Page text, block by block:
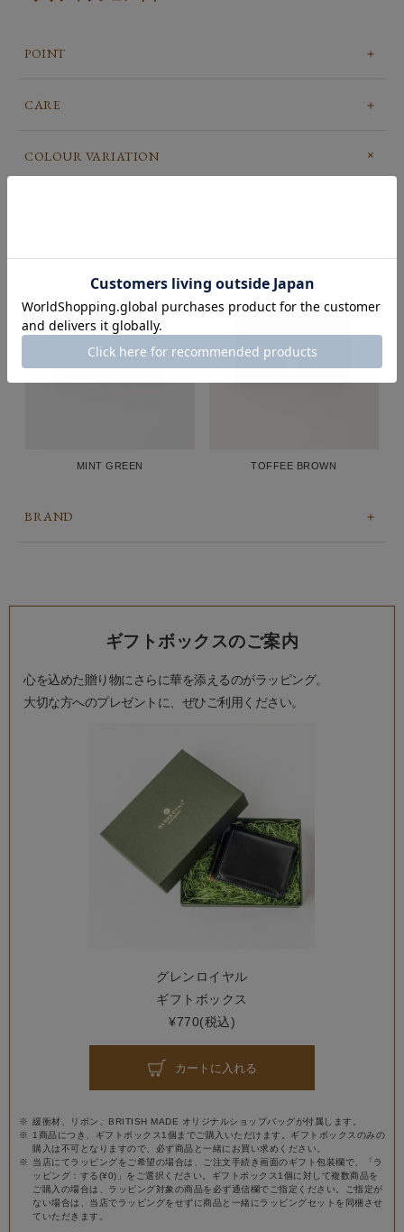
POINT
CARE
COLOUR VARIATION
MINT GREEN TOFFEE BROWN
BRAND
ギフトボックスのご案内
心を込めた贈り物にさらに華を添えるのがラッピング。
大切な方へのプレゼントに、ぜひご利用ください。
グレンロイヤル
ギフトボックス
¥770(税込)
カートに入れる
緩衝材、リボン、BRITISH MADE オリジナルショップバッグが付属します。
1商品につき、ギフトボックス1個までご購入いただけます。ギフトボックスのみの
購入は不可となりますので、必ず商品と一緒にお買い求めください。
当店にてラッピングをご希望の場合は、ご注文手続き画面のギフト包装欄で、「ラ
ッピング：する(¥0)」をご選択ください。ギフトボックス1個に対して複数商品を
ご購入の場合は、ラッピング対象の商品を必ず通信欄でご指定ください。ご指定が
ない場合は、当店でラッピングをせずに商品と一緒にラッピングセットを同梱させ
ていただきます。